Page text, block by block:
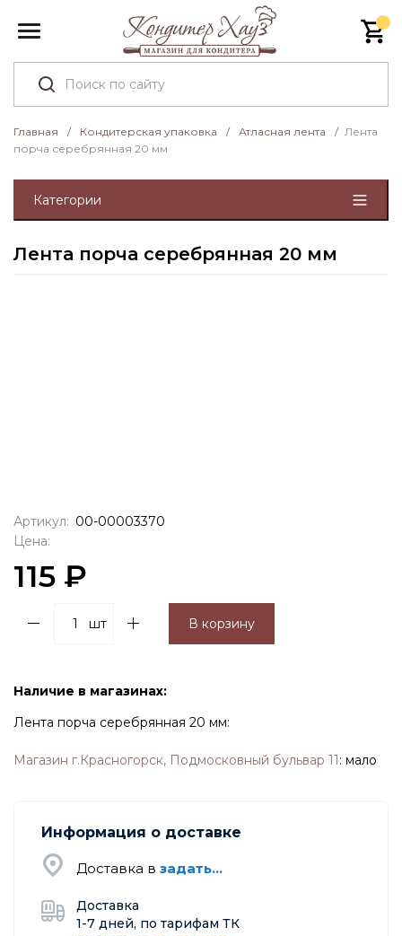
Главная / Кондитерская упаковка / Атласная лента / Лента
порча серебрянная 20 мм
Категории
Лента порча серебрянная 20 мм
Артикул: 00-00003370
Цена:
115 ₽
шт В корзину
Наличие в магазинах:
Лента порча серебрянная 20 мм:
Магазин г.Красногорск, Подмосковный бульвар 11: мало
Информация о доставке
Доставка в задать...
Доставка
1-7 дней, по тарифам ТК